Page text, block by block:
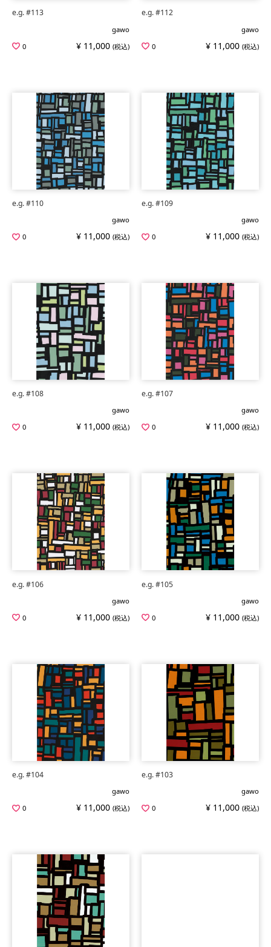
e.g. #113
gawo
0
¥ 11,000 (税込)
e.g. #112
gawo
0
¥ 11,000 (税込)
e.g. #110
gawo
0
¥ 11,000 (税込)
e.g. #109
gawo
0
¥ 11,000 (税込)
e.g. #108
gawo
0
¥ 11,000 (税込)
e.g. #107
gawo
0
¥ 11,000 (税込)
e.g. #106
gawo
0
¥ 11,000 (税込)
e.g. #105
gawo
0
¥ 11,000 (税込)
e.g. #104
gawo
0
¥ 11,000 (税込)
e.g. #103
gawo
0
¥ 11,000 (税込)